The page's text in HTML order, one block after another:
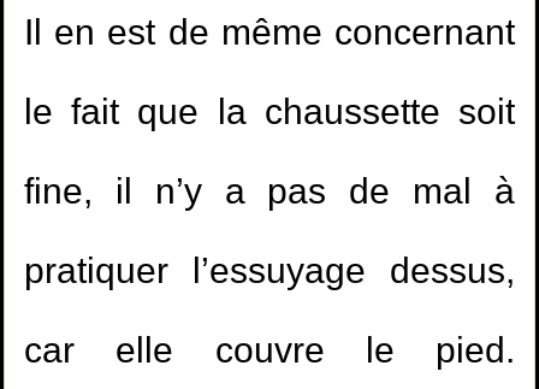
Il en est de même concernant
le fait que la chaussette soit
fine, il n’y a pas de mal à
pratiquer l’essuyage dessus,
car elle couvre le pied.